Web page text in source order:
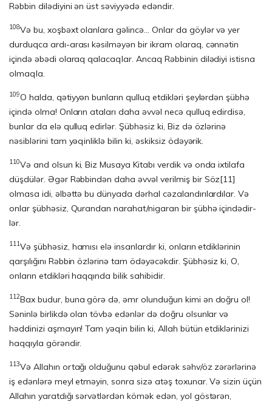
Rəbbin dilədiyini ən üst səviyyədə edəndir.
108Və bu, xoşbəxt olanlara gəlincə… Onlar da göylər və yer
durduqca ardı-arası kəsilməyən bir ikram olaraq, cənnətin
içində əbədi olaraq qalacaqlar. Ancaq Rəbbinin dilədiyi istisna
olmaqla.
109O halda, qətiyyən bunların qulluq etdikləri şeylərdən şübhə
içində olma! Onların ataları daha əvvəl necə qulluq edirdisə,
bunlar da elə qulluq edirlər. Şübhəsiz ki, Biz də özlərinə
nəsiblərini tam yəqinliklə bilin ki, əskiksiz ödəyərik.
110Və and olsun ki, Biz Musaya Kitabı verdik və onda ixtilafa
düşdülər. Əgər Rəb­bin­dən daha əvvəl verilmiş bir Söz[11]
olmasa idi, əlbəttə bu dünyada dərhal cə­za­landırılardılar. Və
onlar şübhəsiz, Qurandan narahat/nigaran bir şübhə içində­dir­
lər.
111Və şübhəsiz, hamısı elə insanlardır ki, onların etdiklərinin
qarşılığını Rəbbin özlərinə tam ödəyəcəkdir. Şübhəsiz ki, O,
onların etdikləri haqqında bilik sahibidir.
112Bax budur, buna görə də, əmr olunduğun kimi ən doğru ol!
Səninlə birlikdə olan töv­bə edənlər də doğru olsunlar və
həddinizi aşmayın! Tam yəqin bilin ki, Allah bütün etdiklərinizi
haqqıyla görəndir.
113Və Allahın ortağı olduğunu qəbul edərək səhv/öz zərərlərinə
iş edənlərə meyl etməyin, sonra sizə atəş toxunar. Və sizin üçün
Allahın yaratdığı sərvətlərdən kömək edən, yol göstərən,